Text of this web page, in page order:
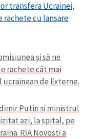
transfera Ucrainei,
rachete cu lansare
și să ne
rachete cât mai
de Externe.
Putin și ministrul
azi, la spital, pe
RIA Novosti a